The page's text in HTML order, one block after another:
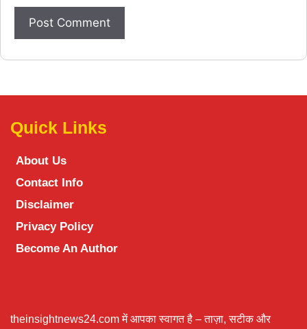
Quick Links
About Us
Contact Info
Disclaimer
Privacy Policy
Become An Author
theinsightnews24.com में आपका स्वागत है – ताज़ा, सटीक और